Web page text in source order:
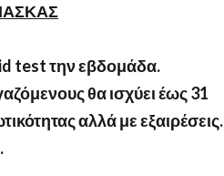
testτην εβδομάδα.
θα ισχύει έως 31
αλλά με εξαιρέσεις.